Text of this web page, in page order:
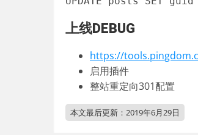
上线DEBUG
https://
启用插件
整站重定向301配置
本文最后更新： 2019年6月29日